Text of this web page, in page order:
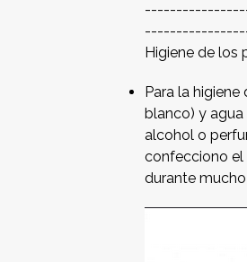
Higiene de los
Para la
blanco) y
alcohol o
confecciono el
durante